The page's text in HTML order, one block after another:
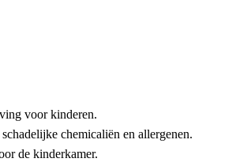
voor kinderen.
chemicaliën en allergenen.
de kinderkamer.